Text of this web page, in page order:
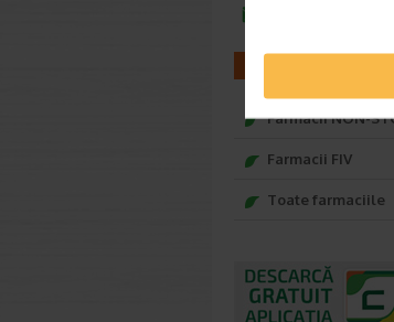
Farmacii NON-
Farmacii FIV
Toate farmaciile